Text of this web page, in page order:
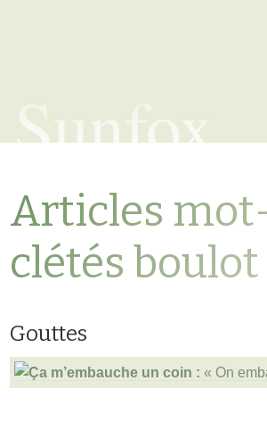
Sunfox
Articles
clétés boulot
Gouttes
« On